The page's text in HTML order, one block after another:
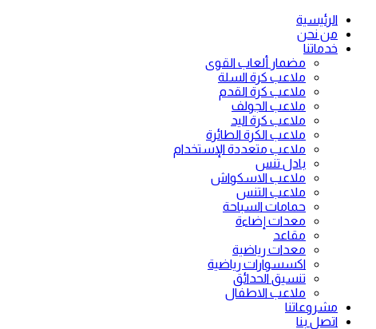
الرئيسية
من نحن
خدماتنا
مضمار ألعاب القوى
ملاعب كرة السلة
ملاعب كرة القدم
ملاعب الجولف
ملاعب كرة اليد
ملاعب الكرة الطائرة
ملاعب متعددة الإستخدام
بادل تنس
ملاعب الاسكواش
ملاعب التنس
حمامات السباحة
معدات إضاءة
مقاعد
معدات رياضية
اكسسوارات رياضية
تنسيق الحدائق
ملاعب الاطفال
مشروعاتنا
اتصل بنا